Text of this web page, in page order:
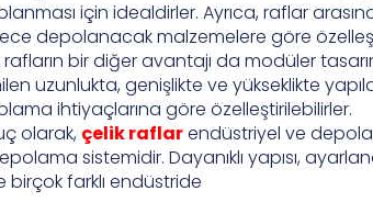
için idealdirler. Ayrıca, raflar
depolanacak malzemelere göre
rafların bir diğer avantajı da modüler
uzunlukta, genişlikte ve yükseklikte
ihtiyaçlarına göre özelleştirilebilirler.
olarak, çelik raflarendüstriyel ve
sistemidir. Dayanıklı yapısı,
farklı endüstride